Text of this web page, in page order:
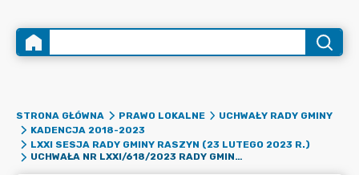
STRONA GŁÓWNA PRAWO LOKALNE
UCHWAŁY RADY GMINY
KADENCJA 2018-2023
LXXI SESJA RADY GMINY RASZYN (23 LUTEGO 2023 R.)
UCHWAŁA NR LXXI/618/2023 RADY GMINY RASZYN Z DNIA 23 LUTEGO 2023 ROKU W SPRAWIE ZMIANY WIELOLETNIEJ PROGNOZY FINANSOWEJ GMINY RASZYN NA LATA 2023-2030